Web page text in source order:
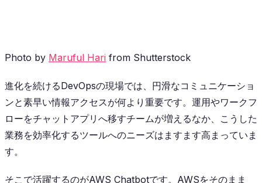
Photo by Maruful Hari from Shutterstock
進化を続けるDevOpsの現場では、円滑なコミュニケーショ
ンと素早い情報アクセスが何より重要です。運用やワークフ
ローをチャットアプリへ移すチームが増えるなか、こうした
業務を効率化するツールへのニーズはますます高まっていま
す。
そこで活躍するのがAWS Chatbotです。AWSをそのまま